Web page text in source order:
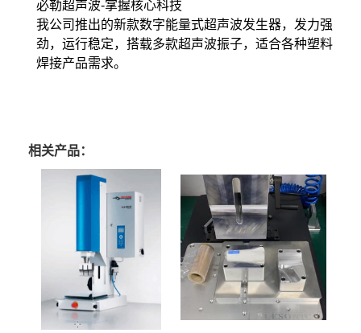
必勒超声波-掌握核心科技
我公司推出的新款数字能量式超声波发生器，发力强
劲，运行稳定，搭载多款超声波振子，适合各种塑料
焊接产品需求。
相关产品：